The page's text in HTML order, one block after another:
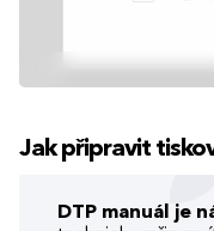
Jak připravit
DTP manuál je